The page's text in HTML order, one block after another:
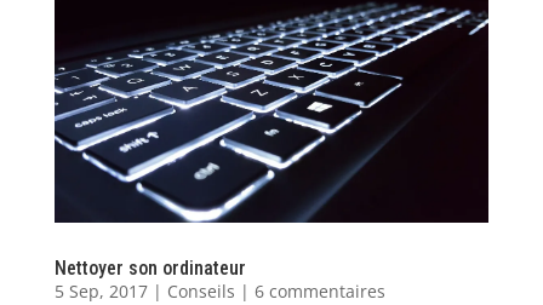
Nettoyer son ordinateur
5 Sep, 2017| Conseils | 6 commentaires